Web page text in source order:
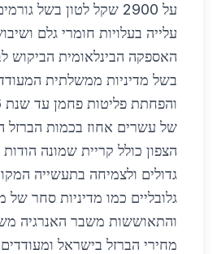
על 2900 שקל לטון בשל
עלייה בעלויות חומרי גלם
האספקה הבינלאומית הביקוש
בשל מדיניות ממשלתית
של עשרים אחוז בכמות הברזל
הצפון כולל קריית שמונה
גדולים ולצמיחה בתעשייה
גלובליים כמו מדיניות סחר של
והתאוששות משבר האנרגיה
מחירי הברזל בישראל